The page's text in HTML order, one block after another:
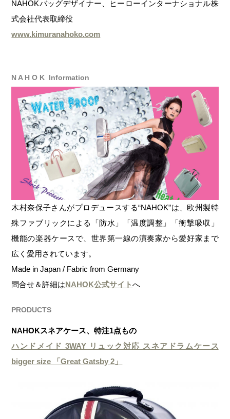
NAHOKバッグデザイナー、ヒーローインターナショナル株
式会社代表取締役
www.kimuranahoko.com
N A H O K Information
木村奈保子さんがプロデュースする“NAHOK”は、欧州製特
殊ファブリックによる「防水」「温度調整」「衝撃吸収」
機能の楽器ケースで、世界第一線の演奏家から愛好家まで
広く愛用されています。
Made in Japan / Fabric from Germany
問合せ＆詳細はNAHOK公式サイトへ
PRODUCTS
NAHOKスネアケース、特注1点もの
ハンドメイド 3WAY リュック対応 スネアドラムケース
bigger size 「Great Gatsby 2」